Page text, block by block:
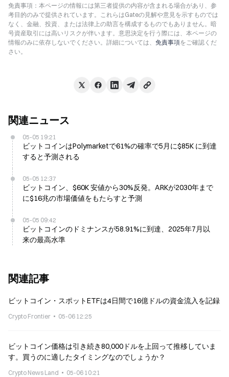
免責事項：本ページの情報には第三者提供の内容が含まれる場合があり、参
考目的のみで提供されています。これらはGateの見解や意見を示すものでは
なく、金融、投資、または法律上の助言を構成するものでもありません。暗
号資産取引には高いリスクが伴います。意思決定を行う際には、本ページの
情報のみに依存しないでください。詳細については、 免責事項をご確認くだ
さい。
関連ニュース
05-05 19:21
ビットコインはPolymarketで61%の確率で5月に$85K に到達
すると予測される
05-05 12:37
ビットコイン、$60K 安値から30%反発。ARKが2030年まで
に$16兆の市場価値をもたらすと予測
05-05 09:42
ビットコインのドミナンスが58.91%に到達、2025年7月以
来の最高水準
関連記事
ビットコイン・スポットETFは4日間で16億ドルの資金流入を記録
Crypto Frontier 05-06 12:25
ビットコイン価格は引き続き80,000ドルを上回って推移していま
す。買うのに適したタイミングなのでしょうか？
Crypto News Land 05-06 10:21